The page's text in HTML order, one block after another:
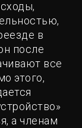
в
после
все
этого,
а членам